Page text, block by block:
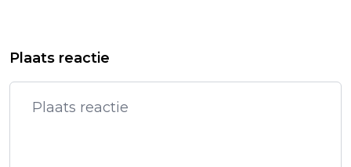
KERNWAPENS TE TESTEN
ZWEEDS KONINGSPAAR OP
STAATSBEZOEK NAAR CANADA
Plaats reactie